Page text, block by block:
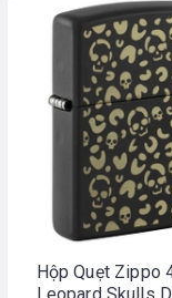
Hộp Quẹt Zippo
Leopard Skulls